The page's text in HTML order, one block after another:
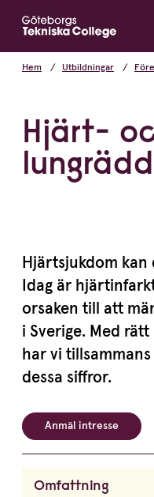
Hem Utbildningar
Hjärt-
Hjärt­sjukdom kan
Idag är
orsaken till att
i Sverige. Med
har vi
dessa siffror.
Anmäl intresse
Omfattning